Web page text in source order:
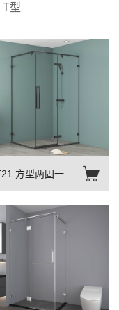
T型
方型两固一活